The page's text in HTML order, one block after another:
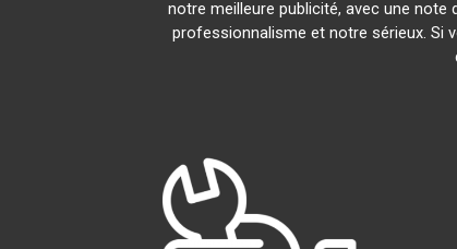
notre meilleure publicité, avec une
professionnalisme et notre sérieux. Si